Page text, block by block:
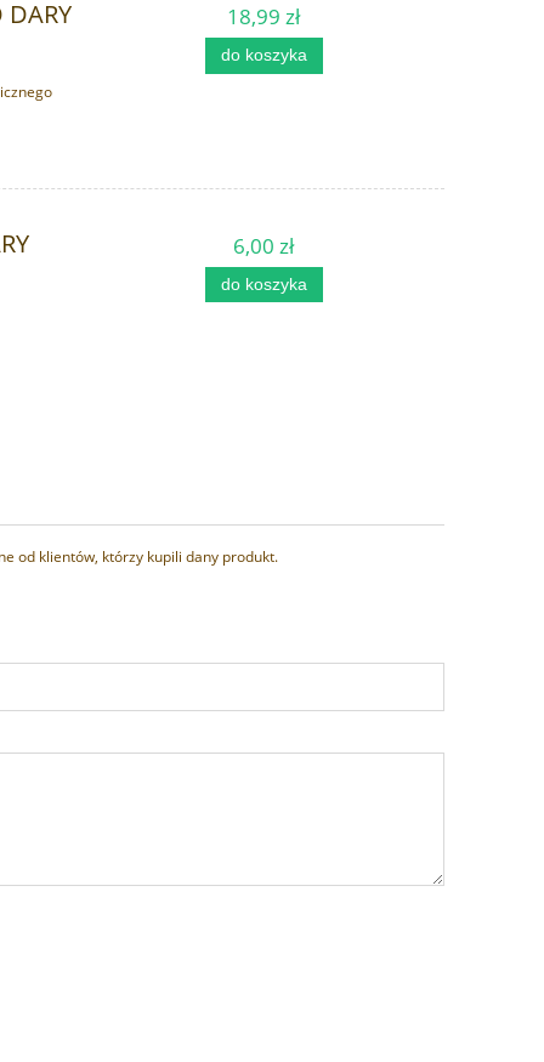
18,99 zł
do koszyka
6,00 zł
do koszyka
od klientów, którzy kupili dany produkt.